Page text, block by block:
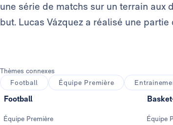
une série de matchs sur un terrain
but. Lucas Vázquez a réalisé une
Thèmes connexes
Football
Équipe Première
Football
Équipe Première
Équipe